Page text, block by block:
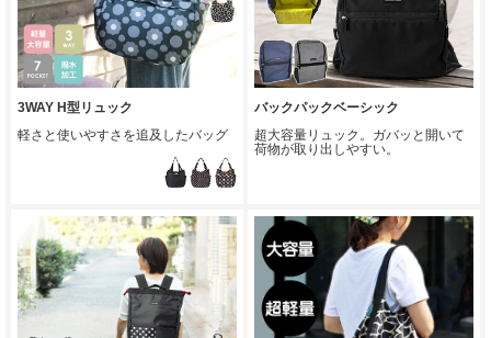
3WAY H型リュック
軽さと使いやすさを追及したバッグ
バックパックベーシック
超大容量リュック。ガバッと開いて
荷物が取り出しやすい。